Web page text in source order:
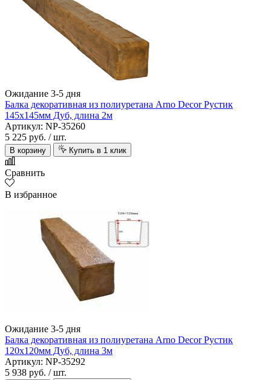
Ожидание 3-5 дня
Балка декоративная из полиуретана Arno Decor Рустик
145х145мм Дуб, длина 2м
Артикул: NP-35260
5 225 руб. / шт.
В корзину Купить в 1 клик
Сравнить
В избранное
Ожидание 3-5 дня
Балка декоративная из полиуретана Arno Decor Рустик
120х120мм Дуб, длина 3м
Артикул: NP-35292
5 938 руб. / шт.